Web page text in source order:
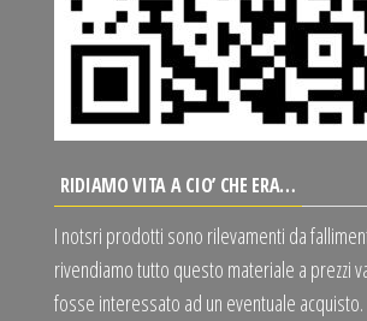
RIDIAMO VITA A CIO’ CHE ERA…
I notsri prodotti sono rilevamenti da
rivendiamo tutto questo materiale a prezzi
fosse interessato ad un eventuale